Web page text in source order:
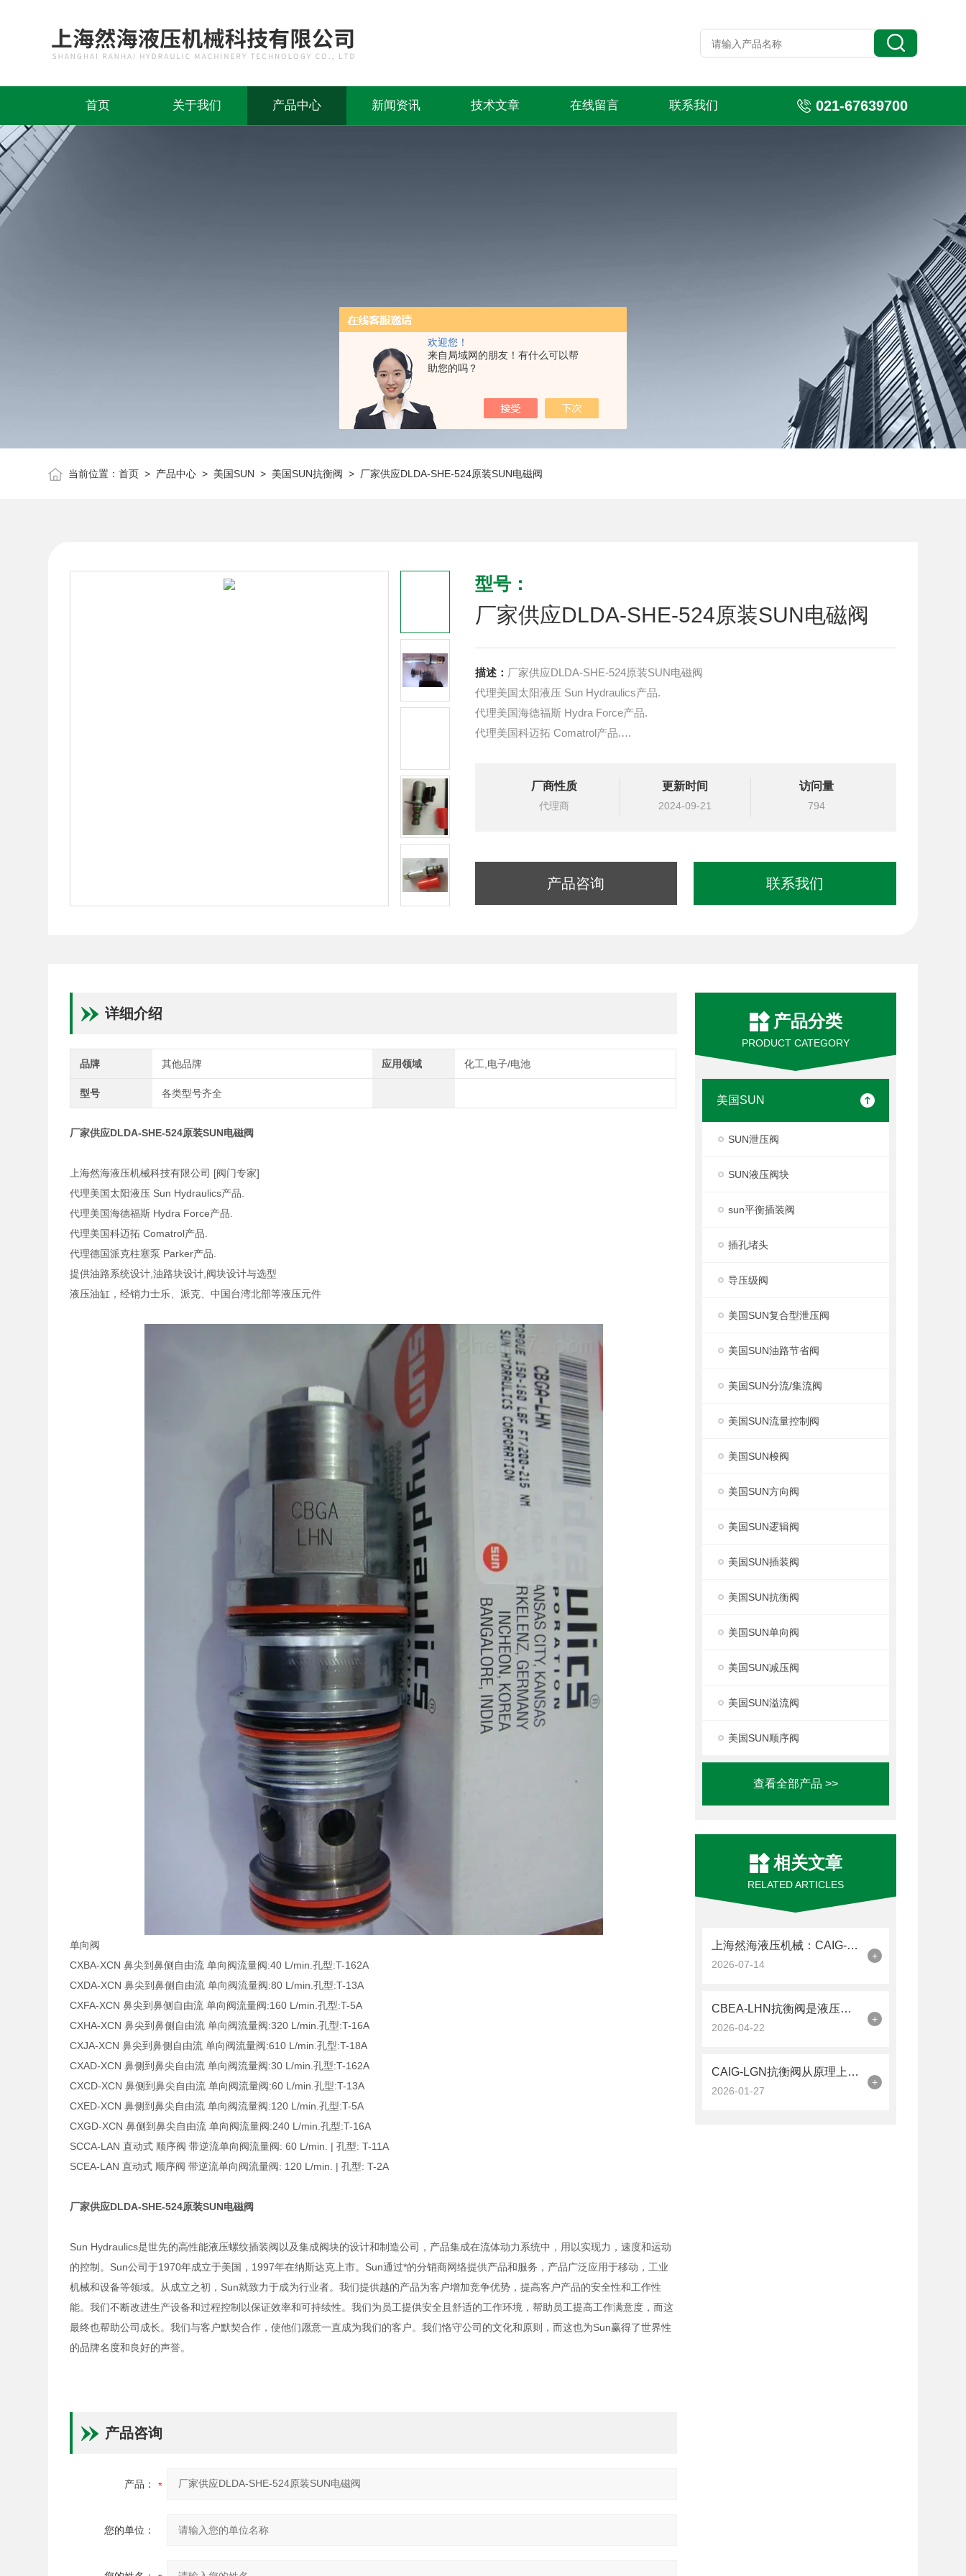
欢迎您！
来自局域网的朋友！有什么可以帮
助您的吗？
首页 关于我们 产品中心 新闻资讯 技术文章 在线留言 联系我们 021-67639700
当前位置：首页 > 产品中心 > 美国SUN > 美国SUN抗衡阀 > 厂家供应DLDA-SHE-524原装SUN电磁阀
型号：
厂家供应DLDA-SHE-524原装SUN电磁阀
描述： 厂家供应DLDA-SHE-524原装SUN电磁阀
代理美国太阳液压 Sun Hydraulics产品.
代理美国海德福斯 Hydra Force产品.
代理美国科迈拓 Comatrol产品.
液压油缸，经销力士乐、派克、中国台湾北部等液压元件
厂商性质
代理商
更新时间
2024-09-21
访问量
794
产品咨询 联系我们
产品分类
PRODUCT CATEGORY
美国SUN
SUN泄压阀
SUN液压阀块
sun平衡插装阀
插孔堵头
导压级阀
美国SUN复合型泄压阀
美国SUN油路节省阀
美国SUN分流/集流阀
美国SUN流量控制阀
美国SUN梭阀
美国SUN方向阀
美国SUN逻辑阀
美国SUN插装阀
美国SUN抗衡阀
美国SUN单向阀
美国SUN减压阀
美国SUN溢流阀
美国SUN顺序阀
查看全部产品 >>
相关文章
RELATED ARTICLES
上海然海液压机械：CAIG-LGN抗衡阀的品质之选——实测数据解析
2026-07-14
+
CBEA-LHN抗衡阀是液压系统中的平衡卫士
2026-04-22
+
CAIG-LGN抗衡阀从原理上可分解为以下三个层面
2026-01-27
+
详细介绍
品牌 其他品牌 应用领域 化工,电子/电池
型号 各类型号齐全
厂家供应DLDA-SHE-524原装SUN电磁阀
上海然海液压机械科技有限公司 [阀门专家]
代理美国太阳液压 Sun Hydraulics产品.
代理美国海德福斯 Hydra Force产品.
代理美国科迈拓 Comatrol产品.
代理德国派克柱塞泵 Parker产品.
提供油路系统设计,油路块设计,阀块设计与选型
液压油缸，经销力士乐、派克、中国台湾北部等液压元件
单向阀
CXBA-XCN 鼻尖到鼻侧自由流 单向阀流量阀:40 L/min.孔型:T-162A
CXDA-XCN 鼻尖到鼻侧自由流 单向阀流量阀:80 L/min.孔型:T-13A
CXFA-XCN 鼻尖到鼻侧自由流 单向阀流量阀:160 L/min.孔型:T-5A
CXHA-XCN 鼻尖到鼻侧自由流 单向阀流量阀:320 L/min.孔型:T-16A
CXJA-XCN 鼻尖到鼻侧自由流 单向阀流量阀:610 L/min.孔型:T-18A
CXAD-XCN 鼻侧到鼻尖自由流 单向阀流量阀:30 L/min.孔型:T-162A
CXCD-XCN 鼻侧到鼻尖自由流 单向阀流量阀:60 L/min.孔型:T-13A
CXED-XCN 鼻侧到鼻尖自由流 单向阀流量阀:120 L/min.孔型:T-5A
CXGD-XCN 鼻侧到鼻尖自由流 单向阀流量阀:240 L/min.孔型:T-16A
SCCA-LAN 直动式 顺序阀 带逆流单向阀流量阀: 60 L/min. | 孔型: T-11A
SCEA-LAN 直动式 顺序阀 带逆流单向阀流量阀: 120 L/min. | 孔型: T-2A
厂家供应DLDA-SHE-524原装SUN电磁阀
Sun Hydraulics是世先的高性能液压螺纹插装阀以及集成阀块的设计和制造公司，产品集成在流体动力系统中，用以实现力，速度和运动
的控制。Sun公司于1970年成立于美国，1997年在纳斯达克上市。Sun通过*的分销商网络提供产品和服务，产品广泛应用于移动，工业
机械和设备等领域。从成立之初，Sun就致力于成为行业者。我们提供越的产品为客户增加竞争优势，提高客户产品的安全性和工作性
能。我们不断改进生产设备和过程控制以保证效率和可持续性。我们为员工提供安全且舒适的工作环境，帮助员工提高工作满意度，而这
最终也帮助公司成长。我们与客户默契合作，使他们愿意一直成为我们的客户。我们恪守公司的文化和原则，而这也为Sun赢得了世界性
的品牌名度和良好的声誉。
产品咨询
产品：
您的单位：